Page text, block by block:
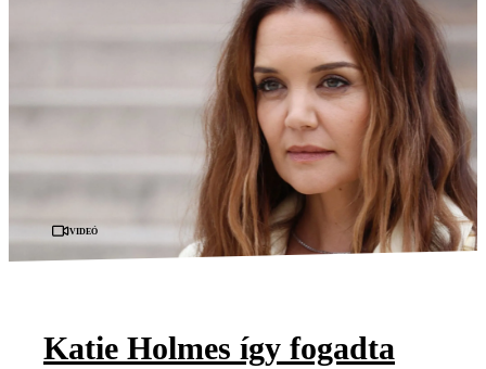
Videó
Katie Holmes így fogadta